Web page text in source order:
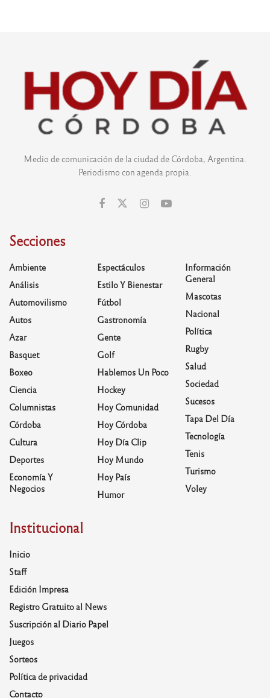
Medio de comunicación de la ciudad de Córdoba, Argentina.
Periodismo con agenda propia.
Secciones
Ambiente
Análisis
Automovilismo
Autos
Azar
Basquet
Boxeo
Ciencia
Columnistas
Córdoba
Cultura
Deportes
Economía Y
Negocios
Espectáculos
Estilo Y Bienestar
Fútbol
Gastronomía
Gente
Golf
Hablemos Un Poco
Hockey
Hoy Comunidad
Hoy Córdoba
Hoy Día Clip
Hoy Mundo
Hoy País
Humor
Información
General
Mascotas
Nacional
Política
Rugby
Salud
Sociedad
Sucesos
Tapa Del Día
Tecnología
Tenis
Turismo
Voley
Institucional
Inicio
Staff
Edición Impresa
Registro Gratuito al News
Suscripción al Diario Papel
Juegos
Sorteos
Política de privacidad
Contacto